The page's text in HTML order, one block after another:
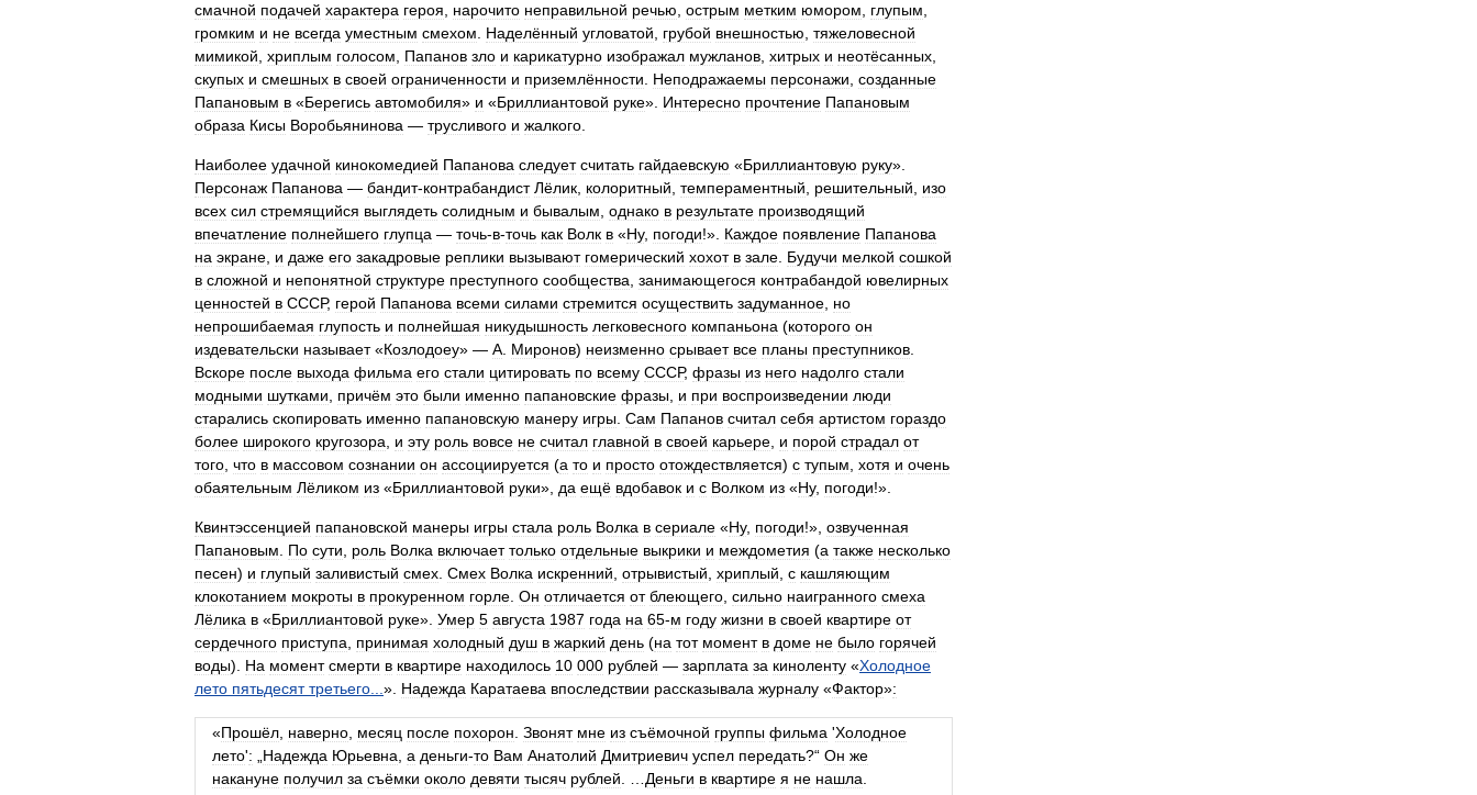
смачной подачей характера героя нарочито неправильной речью острым метким юмором глупым
громким и не всегда уместным смехом Наделённый угловатой грубой внешностью тяжеловесной
мимикой хриплым голосом Папанов зло и карикатурно изображал мужланов хитрых и неотёсанных
скупых и смешных в своей ограниченности и приземлённости Неподражаемы персонажи созданные
Папановым в «Берегись автомобиля» и «Бриллиантовой руке». Интересно прочтение Папановым
образа Кисы Воробьянинова — трусливого и жалкого
Наиболее удачной кинокомедией Папанова следует считать гайдаевскую «Бриллиантовую руку».
Персонаж Папанова — бандит-контрабандист Лёлик колоритный темпераментный решительный
изо
всех сил стремящийся выглядеть солидным и бывалым однако в результате производящий
впечатление полнейшего глупца — точь-в-точь как Волк в «Ну, погоди!». Каждое появление Папанова
на экране и даже его закадровые реплики вызывают гомерический хохот в зале Будучи мелкой сошкой
в сложной и непонятной структуре преступного сообщества занимающегося контрабандой ювелирных
ценностей в СССР, герой Папанова всеми силами стремится осуществить задуманное но
непрошибаемая глупость и полнейшая никудышность легковесного компаньона (которого он
издевательски называет«Козлодоеу» — А Миронов) неизменно срывает все планы преступников
Вскоре после выхода фильма его стали цитировать по всему СССР, фразы из него надолго стали
модными шутками причём это были именно папановские фразы и при воспроизведении люди
старались скопировать именно папановскую манеру игры Сам Папанов считал себя артистом гораздо
более широкого кругозора и эту роль вовсе не считал главной в своей карьере и порой страдал от
того что в массовом сознании он ассоциируется (а то и просто отождествляется) с тупым хотя и очень
обаятельным Лёликом из «Бриллиантовой руки», да ещё вдобавок и с Волком из «Ну, погоди!».
Квинтэссенцией папановской манеры игры стала роль Волка в сериале «Ну, погоди!», озвученная
Папановым
По сути роль Волка включает только отдельные выкрики и междометия (а также несколько
песен) и глупый заливистый смех Смех Волка искренний отрывистый хриплый с кашляющим
клокотанием мокроты в прокуренном горле Он отличается от блеющего сильно наигранного смеха
Лёлика в «Бриллиантовой руке». Умер 5 августа 1987 года на 65-м году жизни в своей квартире от
сердечного приступа принимая холодный душ в жаркий день (на тот момент в доме не было горячей
воды). На момент смерти в квартире находилось 10 000 рублей — зарплата за киноленту «Холодное
лето пятьдесят третьего ». Надежда Каратаева впоследствии рассказывала журналу «Фактор»:
«Прошёл наверно месяц после похорон Звонят мне из съёмочной группы фильма 'Холодное
лето': Надежда Юрьевна а деньги-то Вам Анатолий Дмитриевич успел передать?“ Он же
накануне получил за съёмки около девяти тысяч рублей Деньги в квартире я не нашла